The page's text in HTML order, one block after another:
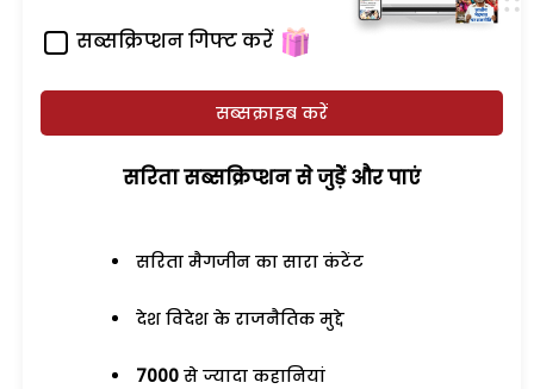
सब्सक्रिप्शन गिफ्ट करें
सब्सक्राइब करें
सरिता सब्सक्रिप्शन से जुड़ेें और पाएं
सरिता मैगजीन का सारा कंटेंट
देश विदेश के राजनैतिक मुद्दे
7000 से ज्यादा कहानियां